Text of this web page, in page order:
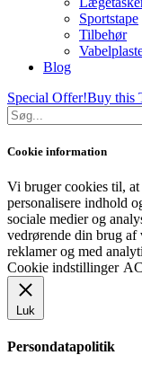
Sportstape
Tilbehør
Blog
Special Offer!Buy this
Cookie information
Vi bruger cookies til,
personalisere indhold
sociale medier og
vedrørende din brug af
reklamer og med
Cookie indstillinger
Luk
Persondatapolitik